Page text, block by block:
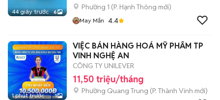
44 giây trước 6
Phường 1 (P. Hạnh Thông mới)
May Mắn 4.4
1 phút trước 1
VIỆC BÁN HÀNG HOÁ MỸ PHẨM TP
VINH NGHỆ AN
CÔNG TY UNILEVER
11,50 triệu/tháng
Phường Quang Trung (P. Thành Vinh mới)